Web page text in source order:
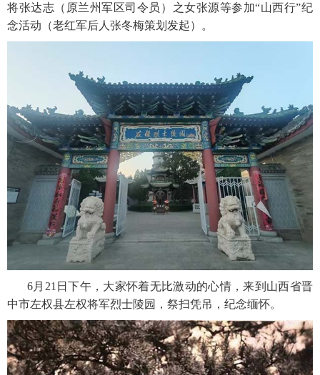
将张达志（原兰州军区司令员）之女张源等参加“山西行”纪
念活动（老红军后人张冬梅策划发起）。
6月21日下午，大家怀着无比激动的心情，来到山西省晋
中市左权县左权将军烈士陵园，祭扫凭吊，纪念缅怀。